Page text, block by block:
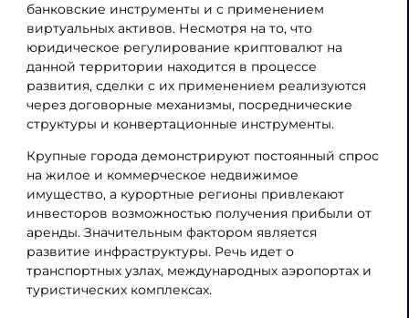
банковские инструменты и с применением
виртуальных активов. Несмотря на то, что
юридическое регулирование криптовалют на
данной территории находится в процессе
развития, сделки с их применением реализуются
через договорные механизмы, посреднические
структуры и конвертационные инструменты.
Крупные города демонстрируют постоянный спрос
на жилое и коммерческое недвижимое
имущество, а курортные регионы привлекают
инвесторов возможностью получения прибыли от
аренды. Значительным фактором является
развитие инфраструктуры. Речь идет о
транспортных узлах, международных аэропортах и
туристических комплексах.